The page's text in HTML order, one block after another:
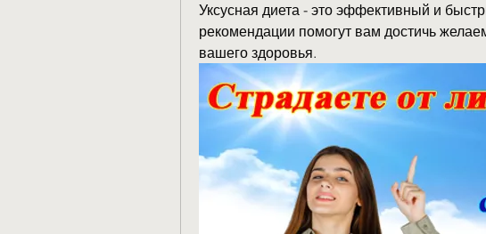
Уксусная диета - это эффективный и
рекомендации помогут вам достичь
вашего здоровья.